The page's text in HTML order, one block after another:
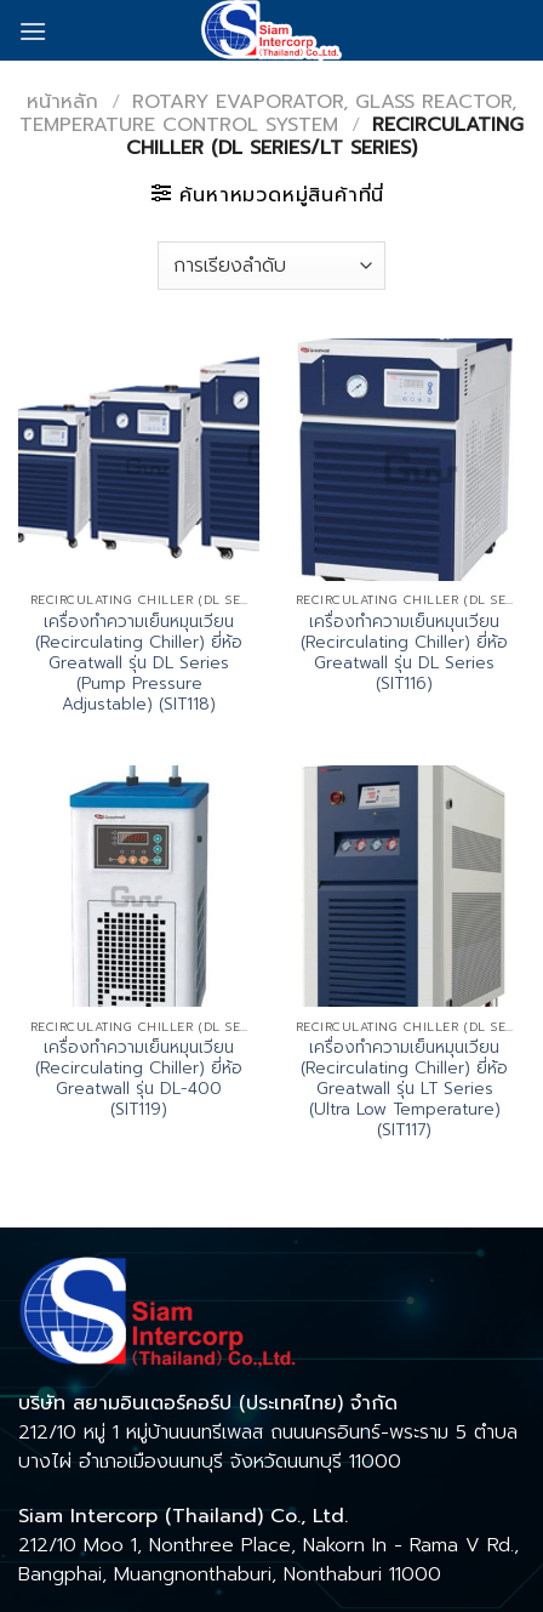
หน้าหลัก / ROTARY EVAPORATOR, GLASS REACTOR,
TEMPERATURE CONTROL SYSTEM / RECIRCULATING
CHILLER (DL SERIES/LT SERIES)
ค้นหาหมวดหมู่สินค้าที่นี่
RECIRCULATING CHILLER (DL SERIES/LT SERIES)
เครื่องทำความเย็นหมุนเวียน
(Recirculating Chiller) ยี่ห้อ
Greatwall รุ่น DL Series
(Pump Pressure
Adjustable) (SIT118)
RECIRCULATING CHILLER (DL SERIES/LT SERIES)
เครื่องทำความเย็นหมุนเวียน
(Recirculating Chiller) ยี่ห้อ
Greatwall รุ่น DL Series
(SIT116)
RECIRCULATING CHILLER (DL SERIES/LT SERIES)
เครื่องทำความเย็นหมุนเวียน
(Recirculating Chiller) ยี่ห้อ
Greatwall รุ่น DL-400
(SIT119)
RECIRCULATING CHILLER (DL SERIES/LT SERIES)
เครื่องทำความเย็นหมุนเวียน
(Recirculating Chiller) ยี่ห้อ
Greatwall รุ่น LT Series
(Ultra Low Temperature)
(SIT117)
บริษัท สยามอินเตอร์คอร์ป (ประเทศไทย) จำกัด
212/10 หมู่ 1 หมู่บ้านนนทรีเพลส ถนนนครอินทร์-พระราม 5 ตำบล
บางไผ่ อำเภอเมืองนนทบุรี จังหวัดนนทบุรี 11000
Siam Intercorp (Thailand) Co., Ltd.
212/10 Moo 1, Nonthree Place, Nakorn In - Rama V Rd.,
Bangphai, Muangnonthaburi, Nonthaburi 11000